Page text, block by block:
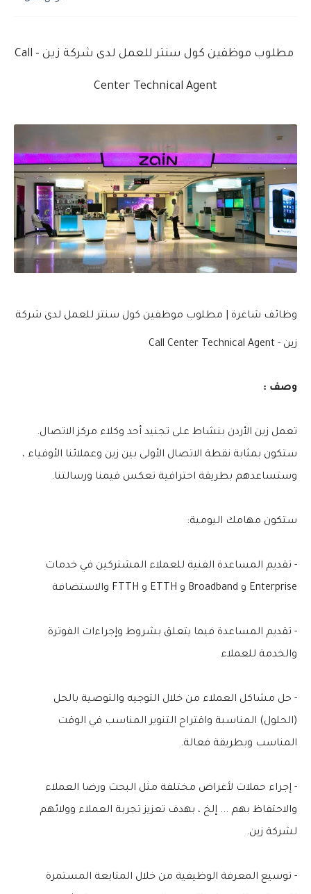
مطلوب موظفين كول سنتر للعمل لدى شركة زين - Call
Center Technical Agent
وظائف شاغرة | مطلوب موظفين كول سنتر للعمل لدى شركة
زين - Call Center Technical Agent
وصف :
تعمل زين الأردن بنشاط على تجنيد أحد وكلاء مركز الاتصال.
ستكون بمثابة نقطة الاتصال الأولى بين زين وعملائنا الأوفياء ،
وستساعدهم بطريقة احترافية تعكس قيمنا ورسالتنا.
ستكون مهامك اليومية:
- تقديم المساعدة الفنية للعملاء المشتركين في خدمات
Enterprise و Broadband و ETTH و FTTH والاستضافة
- تقديم المساعدة فيما يتعلق بشروط وإجراءات الفوترة
والخدمة للعملاء
- حل مشاكل العملاء من خلال التوجيه والتوصية بالحل
(الحلول) المناسبة واقتراح التنوير المناسب في الوقت
المناسب وبطريقة فعالة.
- إجراء حملات لأغراض مختلفة مثل البحث ورضا العملاء
والاحتفاظ بهم ... إلخ ، بهدف تعزيز تجربة العملاء وولائهم
لشركة زين.
- توسيع المعرفة الوظيفية من خلال المتابعة المستمرة